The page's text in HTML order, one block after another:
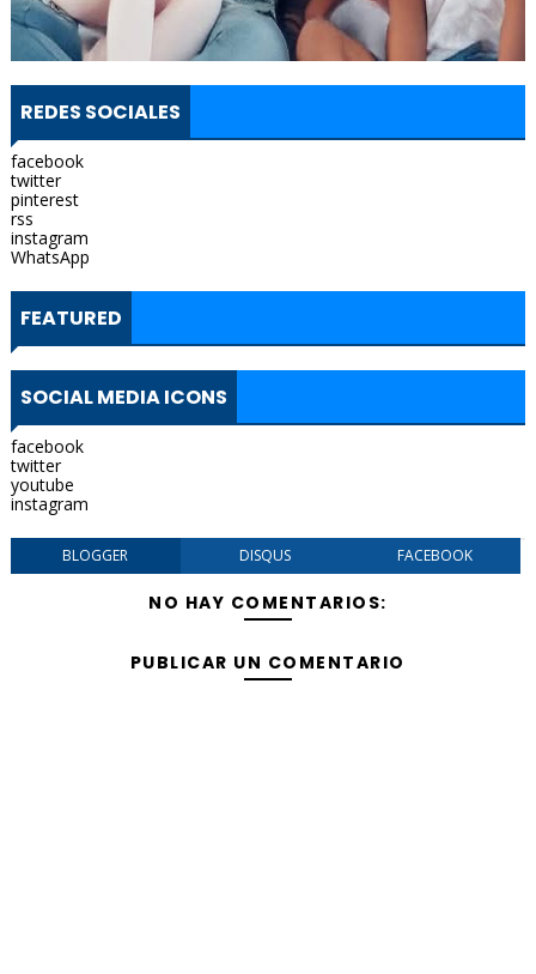
REDES SOCIALES
facebook
twitter
pinterest
rss
instagram
WhatsApp
FEATURED
SOCIAL MEDIA ICONS
facebook
twitter
youtube
instagram
BLOGGER DISQUS FACEBOOK
NO HAY COMENTARIOS:
PUBLICAR UN COMENTARIO